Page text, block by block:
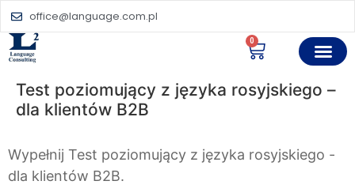
office@language.com.pl
0
Test poziomujący z języka rosyjskiego –
dla klientów B2B
Wypełnij Test poziomujący z języka rosyjskiego -
dla klientów B2B.